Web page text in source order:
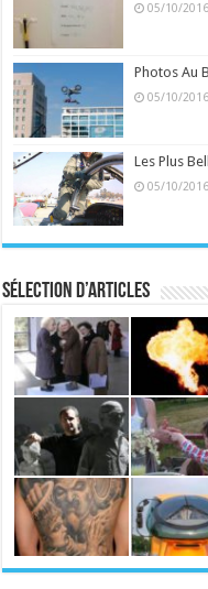
05/10/2016
Photos Au
05/10/2016
Les Plus
05/10/2016
Sélection d’articles